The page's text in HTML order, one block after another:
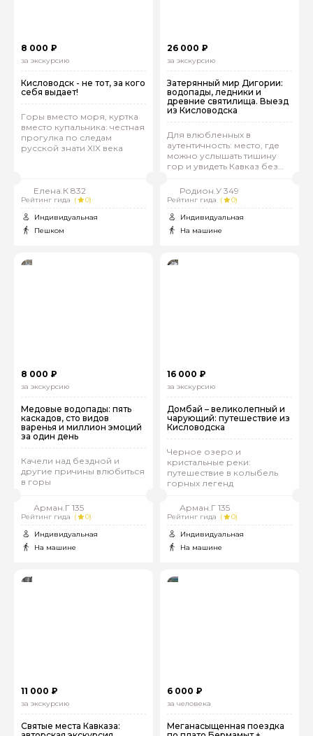
8 000 ₽
за экскурсию
Кисловодск - не тот, за кого
себя выдает!
Горы вместо моря, куртка
вместо купальника: честная
прогулка по следам
русской знати XIX века
Елена.К 832
Рейтинг гида (
0)
Индивидуальная
Пешком
26 000 ₽
за экскурсию
Затерянный мир Дигории:
водопады, ледники и
древние святилища. Выезд
из Кисловодска
Для влюбленных в
аутентичность: место, где
можно услышать тишину
гор и увидеть Кавказ без
Родион.У 349
Рейтинг гида (
0)
Индивидуальная
На машине
8 000 ₽
за экскурсию
Медовые водопады: пять
каскадов, сто видов
варенья и миллион эмоций
за один день
Качели над бездной и
другие причины влюбиться
в горы
Арман.Г 135
Рейтинг гида (
0)
Индивидуальная
На машине
16 000 ₽
за экскурсию
Домбай – великолепный и
чарующий: путешествие из
Кисловодска
Черное озеро и
кристальные реки:
путешествие в колыбель
горных легенд
Арман.Г 135
Рейтинг гида (
0)
Индивидуальная
На машине
11 000 ₽
за экскурсию
Святые места Кавказа:
6 000 ₽
за человека
Меганасыщенная поездка